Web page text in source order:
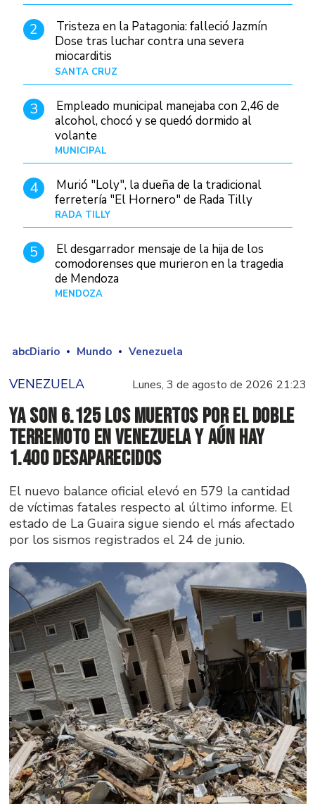
2
Tristeza en la Patagonia: falleció Jazmín
Dose tras luchar contra una severa
miocarditis
SANTA CRUZ
3
Empleado municipal manejaba con 2,46 de
alcohol, chocó y se quedó dormido al
volante
MUNICIPAL
4
Murió "Loly", la dueña de la tradicional
ferretería "El Hornero" de Rada Tilly
RADA TILLY
5
El desgarrador mensaje de la hija de los
comodorenses que murieron en la tragedia
de Mendoza
MENDOZA
abcDiario Mundo Venezuela
VENEZUELA Lunes, 3 de agosto de 2026 21:23
Ya son 6.125 los muertos por el doble
terremoto en Venezuela y aún hay
1.400 desaparecidos
El nuevo balance oficial elevó en 579 la cantidad
de víctimas fatales respecto al último informe. El
estado de La Guaira sigue siendo el más afectado
por los sismos registrados el 24 de junio.